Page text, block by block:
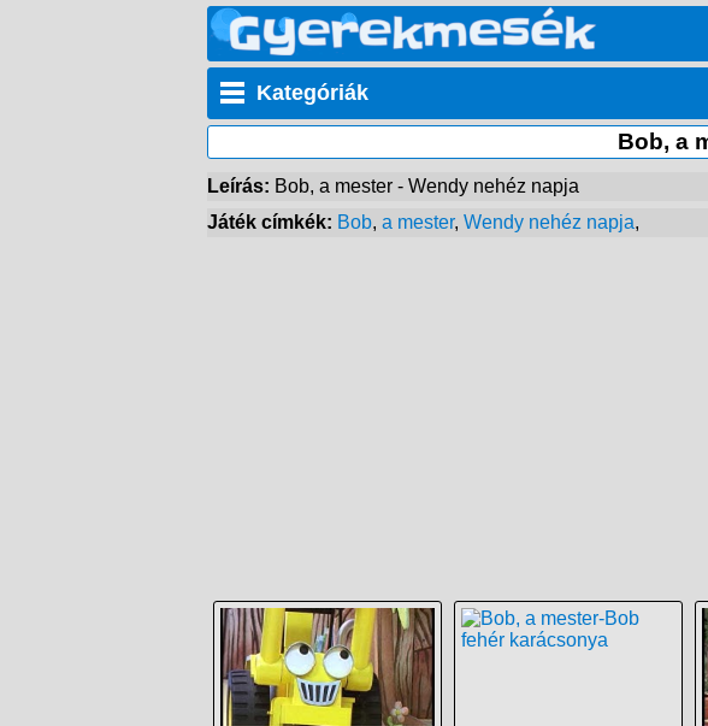
Kategóriák
Bob, a
Leírás: Bob, a mester - Wendy nehéz napja
Játék címkék: Bob, a mester, Wendy nehéz napja,